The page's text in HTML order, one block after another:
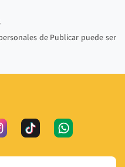
de Publicar puede ser